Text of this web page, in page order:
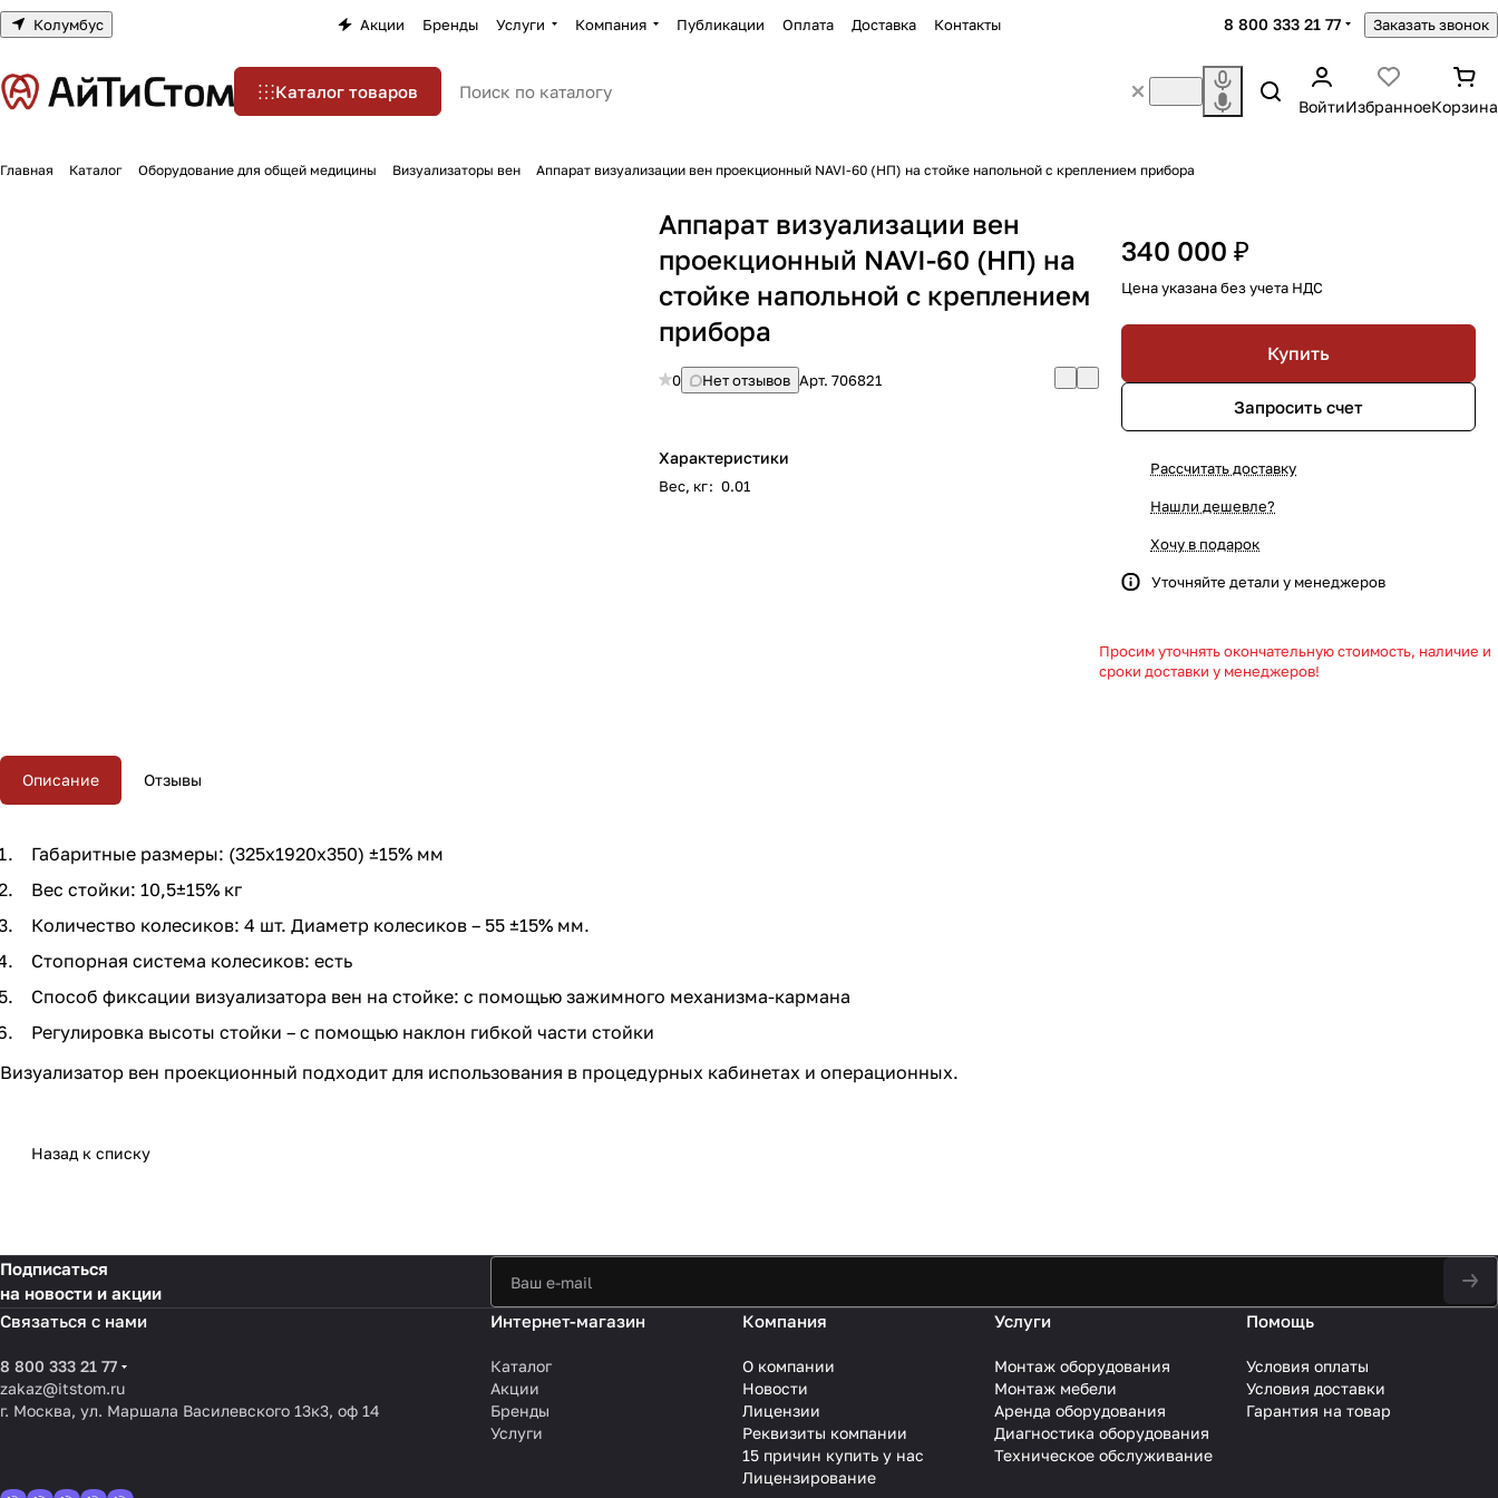
Колумбус Акции Бренды Услуги Компания Публикации Оплата Доставка Контакты 8 800 333 21 77 Заказать звонок
Каталог товаров
ВойтиИзбранноеКорзина
Главная Каталог Оборудование для общей медицины Визуализаторы вен Аппарат визуализации вен проекционный NAVI-60 (НП) на стойке напольной с креплением прибора
Аппарат визуализации вен
проекционный NAVI-60 (НП) на
стойке напольной с креплением
прибора
0 Нет отзывов Арт.706821
Характеристики
Вес, кг: 0.01
340 000 ₽
Цена указана без учета НДС
Купить
Запросить счет
Рассчитать доставку
Нашли дешевле?
Хочу в подарок
Уточняйте детали у менеджеров
Просим уточнять окончательную стоимость, наличие и
сроки доставки у менеджеров!
Описание Отзывы
Габаритные размеры: (325х1920х350) ±15% мм
Вес стойки: 10,5±15% кг
Количество колесиков: 4 шт. Диаметр колесиков – 55 ±15% мм.
Стопорная система колесиков: есть
Способ фиксации визуализатора вен на стойке: с помощью зажимного механизма-кармана
Регулировка высоты стойки – с помощью наклон гибкой части стойки
Визуализатор вен проекционный подходит для использования в процедурных кабинетах и операционных.
Назад к списку
Подписаться
на новости и акции
Связаться с нами
8 800 333 21 77
zakaz@itstom.ru
г. Москва, ул. Маршала Василевского 13к3, оф 14
Интернет-магазин
Каталог
Акции
Бренды
Услуги
Компания
О компании
Новости
Лицензии
Реквизиты компании
15 причин купить у нас
Лицензирование
Услуги
Монтаж оборудования
Монтаж мебели
Аренда оборудования
Диагностика оборудования
Техническое обслуживание
Помощь
Условия оплаты
Условия доставки
Гарантия на товар